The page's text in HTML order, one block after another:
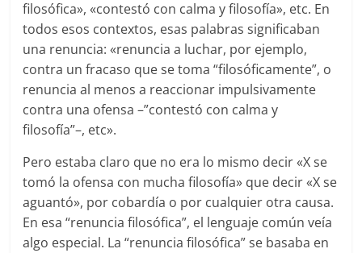
filosófica», «contestó con calma y filosofía», etc. En
todos esos contextos, esas palabras significaban
una renuncia: «renuncia a luchar, por ejemplo,
contra un fracaso que se toma “filosóficamente”, o
renuncia al menos a reaccionar impulsivamente
contra una ofensa –”contestó con calma y
filosofía”–, etc».
Pero estaba claro que no era lo mismo decir «X se
tomó la ofensa con mucha filosofía» que decir «X se
aguantó», por cobardía o por cualquier otra causa.
En esa “renuncia filosófica”, el lenguaje común veía
algo especial. La “renuncia filosófica” se basaba en